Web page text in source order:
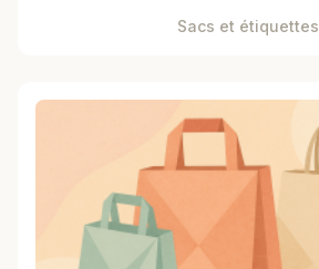
Sacs et étiquettes